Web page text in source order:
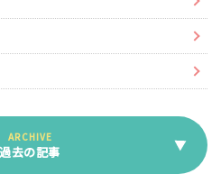
過去の記事